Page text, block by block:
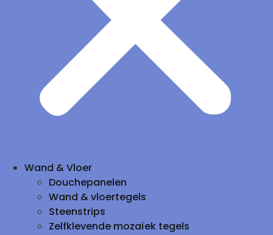
Wand & Vloer
Douchepanelen
Wand & vloertegels
Steenstrips
Zelfklevende mozaïek tegels